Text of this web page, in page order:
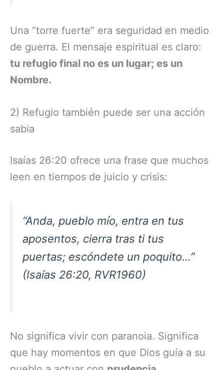
Una “torre fuerte” era seguridad en medio
de guerra. El mensaje espiritual es claro:
tu refugio final no es un lugar; es un
Nombre.
2) Refugio también puede ser una acción
sabia
Isaías 26:20 ofrece una frase que muchos
leen en tiempos de juicio y crisis:
“Anda, pueblo mío, entra en tus
aposentos, cierra tras ti tus
puertas; escóndete un poquito…”
(Isaías 26:20, RVR1960)
No significa vivir con paranoia. Significa
que hay momentos en que Dios guía a su